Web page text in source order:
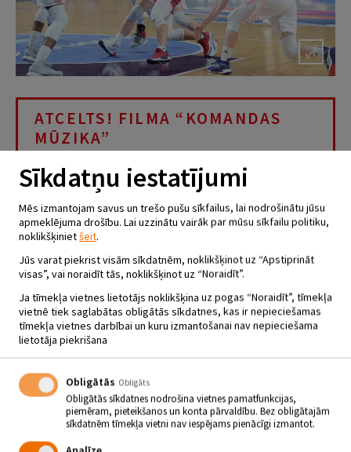
ATCELTS! FILMA “KOMANDAS
MŪZIKA”
Jēkabpils Tautas nams
FILMAS SEANSS ATCELTS!
novembrī plkst. 18.00 Jēkabpils Tautas nama Lielajā
zālē aicinām uz dokumentālās filmas “Komandas
mūzika” seansu un tikšanos ar režisoru Ati Klimoviču.
Tas ir stāsts par Latvijas sieviešu basketbola izlasi 2019. gada
sezonā – par 12 izlases dalībniecēm un treneri Mārtiņu Zībartu,
par grūto un iedvesmojošo kopā izlasē pavadīto laiku un
komandas attiecībām, kas būtiski ietekmē katras sportistes
tālāko cilvēcisko un sportisko likteni.
Esam sekojuši līdzi Latvijas sieviešu basketbola izlases gaitām
Eiropas čempionātā, atspoguļojot spriedzi un emocionālas
situācijas cīņā par iespēju spēlēt Tokijas olimpiskajās spēlēs, kura
šoreiz izrādījās neveiksmīga. Meklējām atbildes arī uz sportā tik
svarīgo jautājumu par spēju tiekties pēc uzvaras un pārciest
Sīkdatņu iestatījumi
Mēs izmantojam savus un trešo pušu sīkfailus, lai nodrošinātu jūsu
apmeklējuma drošību. Lai uzzinātu vairāk par mūsu sīkfailu politiku,
noklikšķinietšeit.
Jūs varat piekrist visām sīkdatnēm, noklikšķinot uz “Apstiprināt
visas”, vai noraidīt tās, noklikšķinot uz “Noraidīt”.
Ja tīmekļa vietnes lietotājs noklikšķina uz pogas “Noraidīt”, tīmekļa
vietnē tiek saglabātas obligātās sīkdatnes, kas ir nepieciešamas
tīmekļa vietnes darbībai un kuru izmantošanai nav nepieciešama
lietotāja piekrišana
Obligātās Obligāts
Obligātās sīkdatnes nodrošina vietnes pamatfunkcijas,
piemēram, pieteikšanos un konta pārvaldību. Bez obligātajām
sīkdatnēm tīmekļa vietni nav iespējams pienācīgi izmantot.